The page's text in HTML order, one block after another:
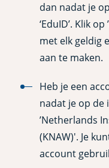
dan nadat je
‘EduID’. Klik
met elk geldig
aan te maken.
Heb je een
nadat je op
’Netherlands
(KNAW)'. Je
account